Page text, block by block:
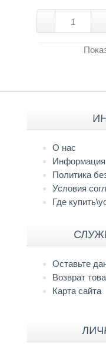
О нас
Информация
Политика
Условия
Где
Оставьте
Возврат
Карта сайта